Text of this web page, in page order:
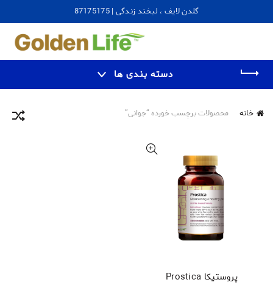
گلدن لایف ، لبخند زندگی | 87175175
دسته بندی ها
خانه محصولات برچسب خورده “جوانی”
پروستیکا Prostica